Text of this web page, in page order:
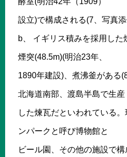
設立)で構成される(7、写真添
b、 イギリス積みを採用し
煙突(48.5m)(明治23年、
1890年建設)、煮沸釜がある
北海道南部、渡島半島で生産
した煉瓦だといわれている
ンパークと呼び博物館と
ビール園、その他の施設で構